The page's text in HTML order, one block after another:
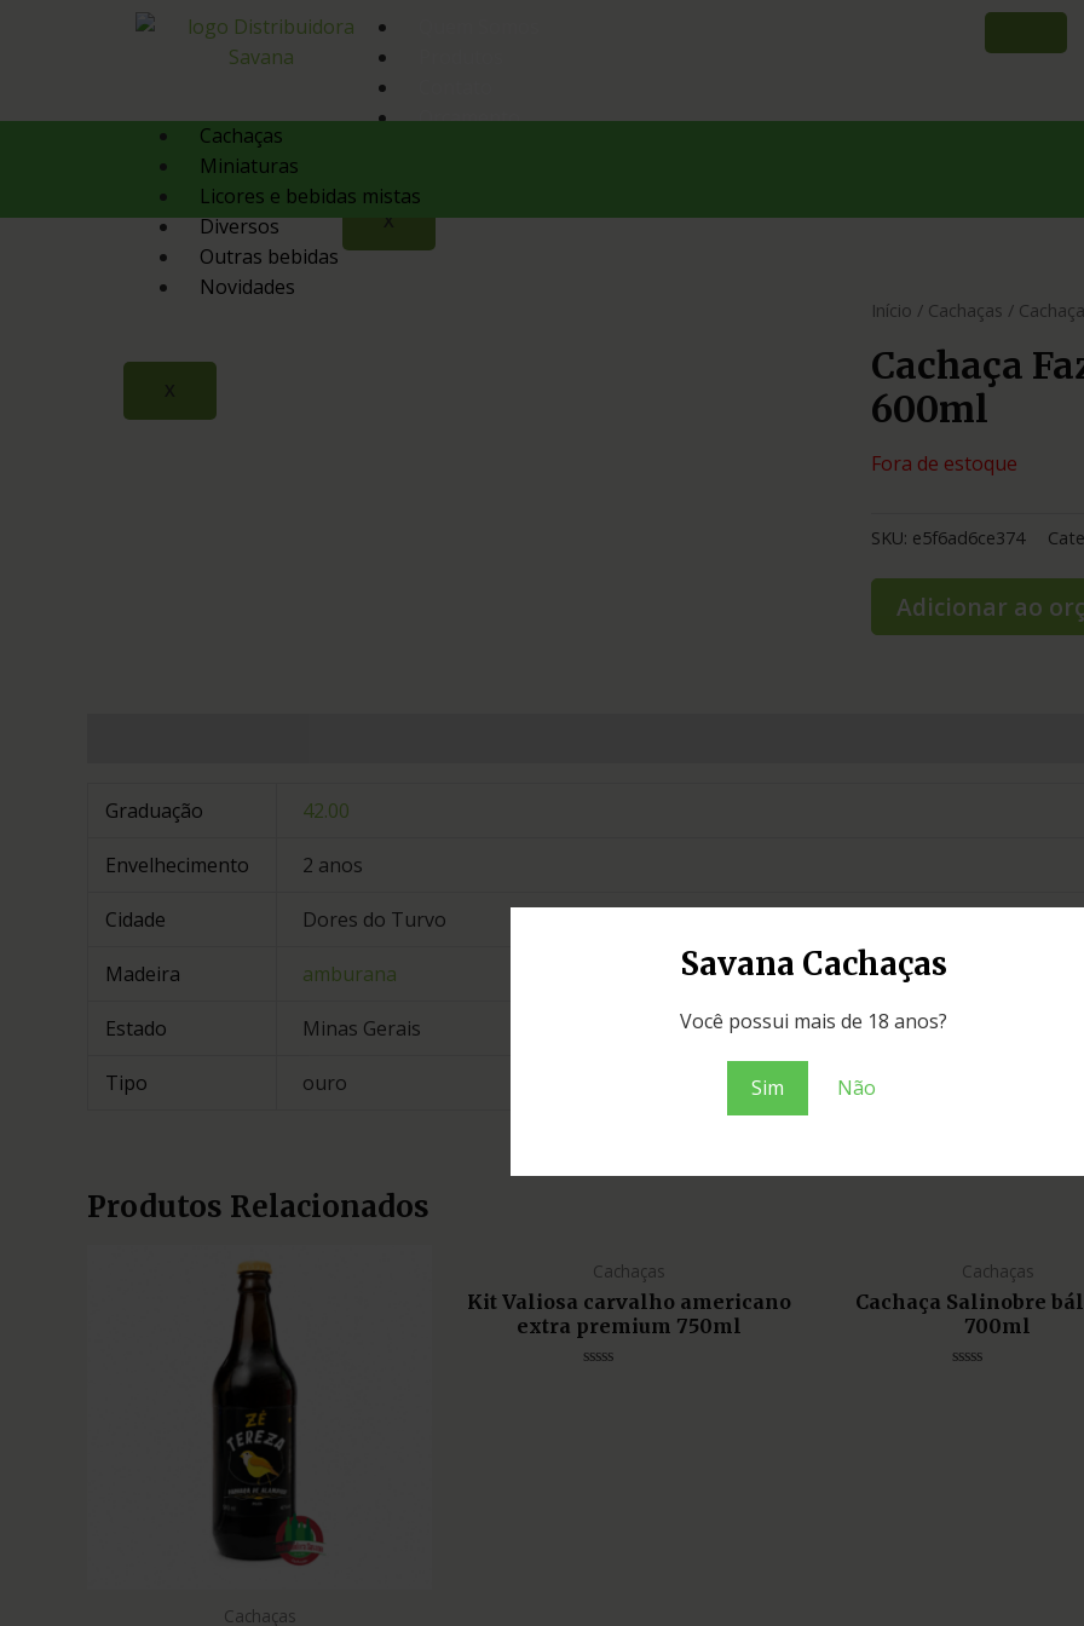
Savana Cachaças
Você possui mais de 18 anos?
Sim Não
Orçamento
X
Cachaças
Miniaturas
Licores e bebidas mistas
Diversos
Outras bebidas
Novidades
X
Início / Cachaças /
Cachaça
600ml
Fora de estoque
SKU: e5f6ad6ce374
Adicionar ao
Graduação 42.00
Envelhecimento 2 anos
Cidade Dores do Turvo
Madeira amburana
Estado Minas Gerais
Tipo ouro
Produtos Relacionados
Cachaças
Cachaças
Kit Valiosa carvalho americano
extra premium 750ml
Cachaças
Cachaça Salinobre
700ml